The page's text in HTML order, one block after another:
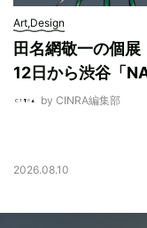
Art,Design
田名網敬一の個展
12日から渋谷「
by CINRA編集部
2026.08.10